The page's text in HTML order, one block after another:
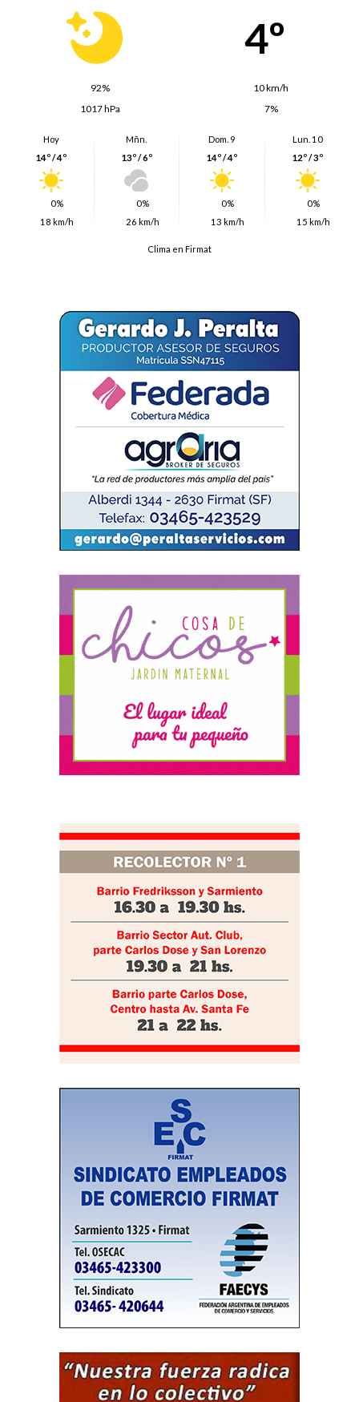
4º
92%
10 km/h
1017 hPa
7%
Hoy
14º / 4º
0%
18 km/h
Mñn.
13º / 6º
0%
26 km/h
Dom. 9
14º / 4º
0%
13 km/h
Lun. 10
12º / 3º
0%
15 km/h
Clima en Firmat